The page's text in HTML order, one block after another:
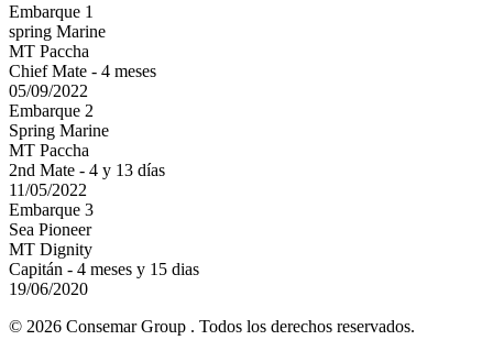
Embarque 1
spring Marine
MT Paccha
Chief Mate - 4 meses
05/09/2022
Embarque 2
Spring Marine
MT Paccha
2nd Mate - 4 y 13 días
11/05/2022
Embarque 3
Sea Pioneer
MT Dignity
Capitán - 4 meses y 15 dias
19/06/2020
© 2026 Consemar Group . Todos los derechos reservados.